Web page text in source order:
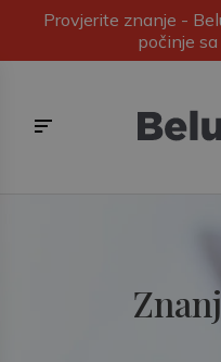
Provjerite znanje -
počinje